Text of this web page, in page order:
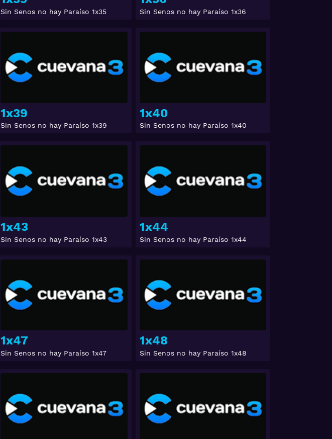
Sin Senos no hay Paraíso 1x35 Sin Senos no hay Paraíso 1x36
1x39
Sin Senos no hay Paraíso 1x39
1x40
Sin Senos no hay Paraíso 1x40
1x43
Sin Senos no hay Paraíso 1x43
1x44
Sin Senos no hay Paraíso 1x44
1x47
Sin Senos no hay Paraíso 1x47
1x48
Sin Senos no hay Paraíso 1x48